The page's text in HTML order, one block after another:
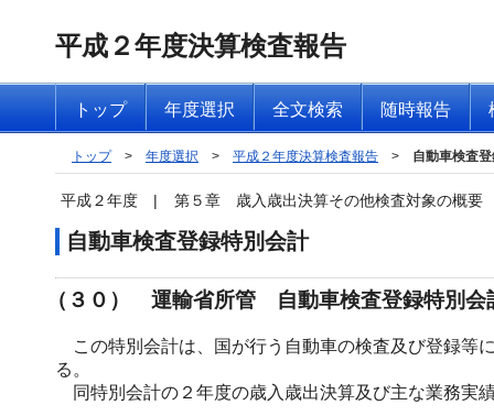
平成２年度決算検査報告
トップ 年度選択 全文検索 随時報告
トップ > 年度選択 > 平成２年度決算検査報告 > 自動車検査
平成２年度 | 第５章 歳入歳出決算その他検査対象の概要
自動車検査登録特別会計
（３０） 運輸省所管 自動車検査登録特別会
この特別会計は、国が行う自動車の検査及び登録等
る。
同特別会計の２年度の歳入歳出決算及び主な業務実